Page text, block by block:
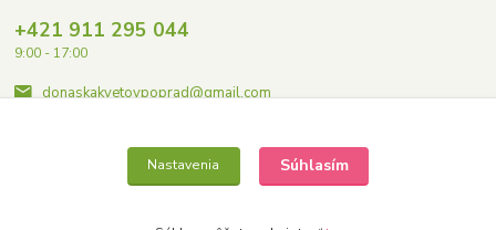
+421 911 295 044
9:00 - 17:00
donaskakvetovpoprad@gmail.com
Nastavenia Súhlasím